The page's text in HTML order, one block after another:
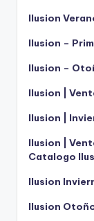
Ilusion
Ilusion –
Ilusion –
Ilusion |
Ilusion |
Ilusion |
Catalogo
Ilusion
Ilusion